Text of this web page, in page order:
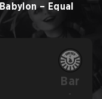
– Equal
Bar
-